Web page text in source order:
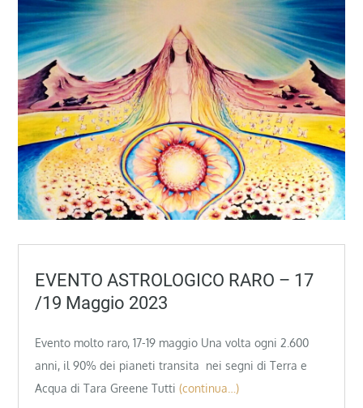
EVENTO ASTROLOGICO RARO – 17
/19 Maggio 2023
Evento molto raro, 17-19 maggio Una volta ogni 2.600
anni, il 90% dei pianeti transita nei segni di Terra e
Acqua di Tara Greene Tutti (continua…)